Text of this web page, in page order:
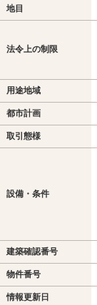
地目
法令上の制限
用途地域
都市計画
取引態様
設備・条件
建築確認番号
物件番号
情報更新日